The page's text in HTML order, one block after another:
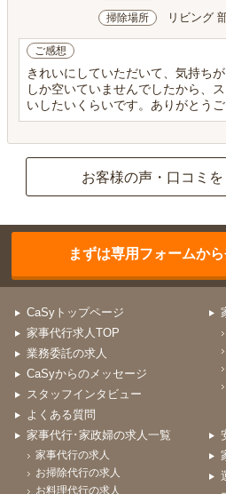
掃除場所 リビング
ご感想
きれいにしていただいて、気持ち
しか空いていませんでしたから、
いしたいくらいです。ありがとうご
お客様の声・口コミ
まずは専用フォームか
CaSyトップページ
家事代行求人TOP
業務委託の求人
CaSyからのメッセージ
スタッフインタビュー
よくある質問
家事代行･家政婦の求人一覧
家事代行の求人
お掃除代行の求人
お料理代行の求人